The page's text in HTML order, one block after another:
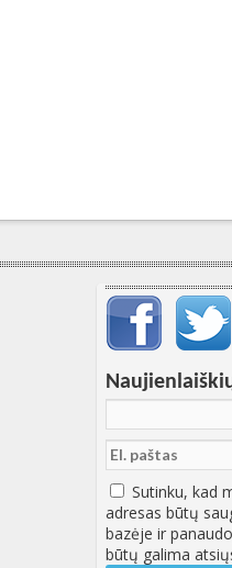
Svarbių įrašų
Sutinku, kad
adresas būtų
bazėje ir
būtų galima